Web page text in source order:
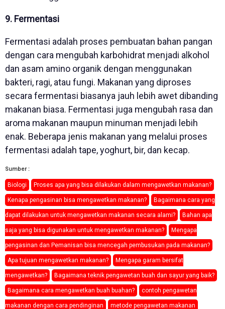
9. Fermentasi
Fermentasi adalah proses pembuatan bahan pangan
dengan cara mengubah karbohidrat menjadi alkohol
dan asam amino organik dengan menggunakan
bakteri, ragi, atau fungi. Makanan yang diproses
secara fermentasi biasanya jauh lebih awet dibanding
makanan biasa. Fermentasi juga mengubah rasa dan
aroma makanan maupun minuman menjadi lebih
enak. Beberapa jenis makanan yang melalui proses
fermentasi adalah tape, yoghurt, bir, dan kecap.
Sumber :
Biologi Proses apa yang bisa dilakukan dalam mengawetkan makanan?
Kenapa pengasinan bisa mengawetkan makanan? Bagaimana cara yang
dapat dilakukan untuk mengawetkan makanan secara alami? Bahan apa
saja yang bisa digunakan untuk mengawetkan makanan? Mengapa
pengasinan dan Pemanisan bisa mencegah pembusukan pada makanan?
Apa tujuan mengawetkan makanan? Mengapa garam bersifat
mengawetkan? Bagaimana teknik pengawetan buah dan sayur yang baik?
Bagaimana cara mengawetkan buah buahan? contoh pengawetan
makanan dengan cara pendinginan metode pengawetan makanan